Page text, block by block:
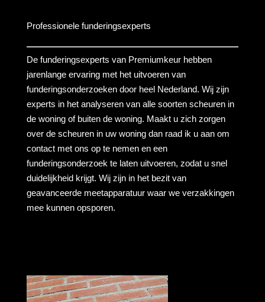
Professionele funderingsexperts
De funderingsexperts van Premiumkeur hebben
jarenlange ervaring met het uitvoeren van
funderingsonderzoeken door heel Nederland. Wij zijn
experts in het analyseren van alle soorten scheuren in
de woning of buiten de woning. Maakt u zich zorgen
over de scheuren in uw woning dan raad ik u aan om
contact met ons op te nemen en een
funderingsonderzoek te laten uitvoeren, zodat u snel
duidelijkheid krijgt. Wij zijn in het bezit van
geavanceerde meetapparatuur waar we verzakkingen
mee kunnen opsporen.